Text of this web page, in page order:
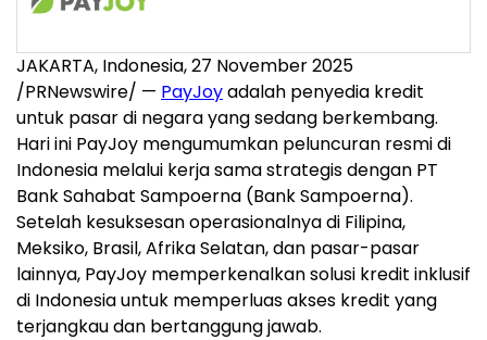
JAKARTA, Indonesia,27 November 2025
/PRNewswire/ — PayJoyadalah penyedia kredit
untuk pasar di negara yang sedang berkembang.
Hari ini PayJoy mengumumkan peluncuran resmi di
Indonesia melalui kerja sama strategis dengan PT
Bank Sahabat Sampoerna (Bank Sampoerna).
Setelah kesuksesan operasionalnya di Filipina,
Meksiko, Brasil, Afrika Selatan, dan pasar-pasar
lainnya, PayJoy memperkenalkan solusi kredit inklusif
di Indonesiauntuk memperluas akses kredit yang
terjangkau dan bertanggung jawab.